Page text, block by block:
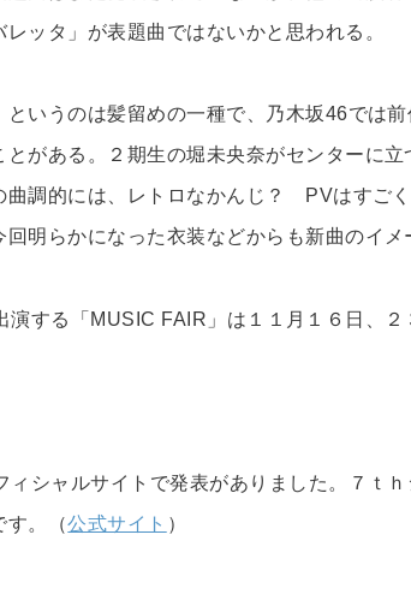
レッタ」が表題曲ではないかと思われる。
というのは髪留めの一種で、乃木坂46では
とがある。２期生の堀未央奈がセンターに
曲調的には、レトロなかんじ？ PVはすご
回明らかになった衣装などからも新曲のイメ
演する「MUSIC FAIR」は１１月１６日、
ィシャルサイトで発表がありました。７ｔ
す。（公式サイト ）